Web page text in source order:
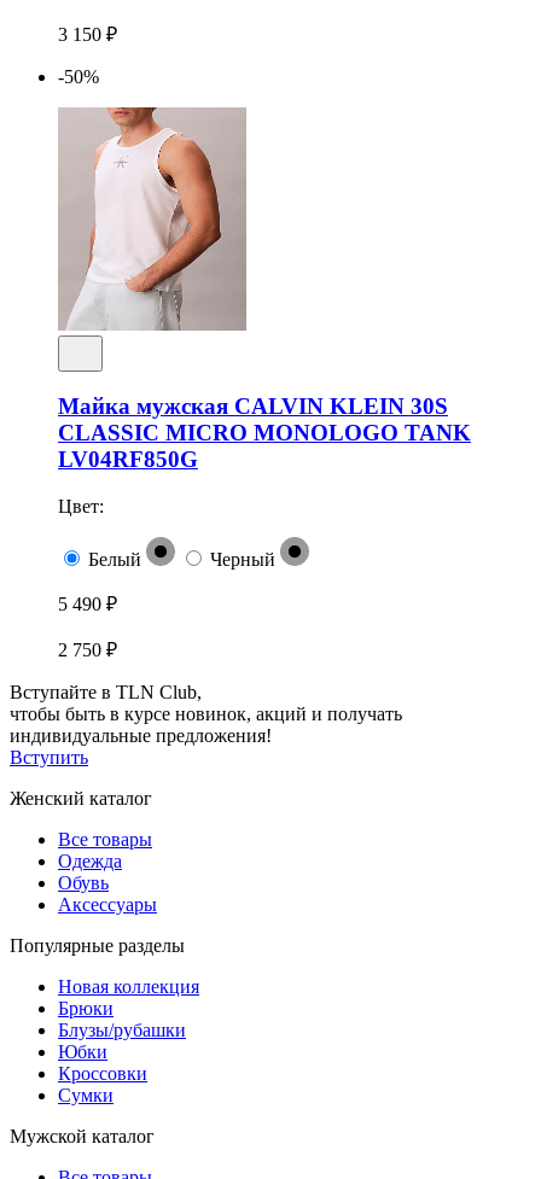
3 150 ₽
-50%
Майка мужская CALVIN KLEIN 30S
CLASSIC MICRO MONOLOGO TANK
LV04RF850G
Цвет:
Белый Черный
5 490 ₽
2 750 ₽
Вступайте в TLN Club,
чтобы быть в курсе новинок, акций и получать
индивидуальные предложения!
Вступить
Женский каталог
Все товары
Одежда
Обувь
Аксессуары
Популярные разделы
Новая коллекция
Брюки
Блузы/рубашки
Юбки
Кроссовки
Сумки
Мужской каталог